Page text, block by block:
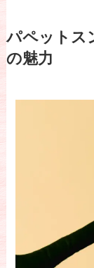
パペットス
の魅力